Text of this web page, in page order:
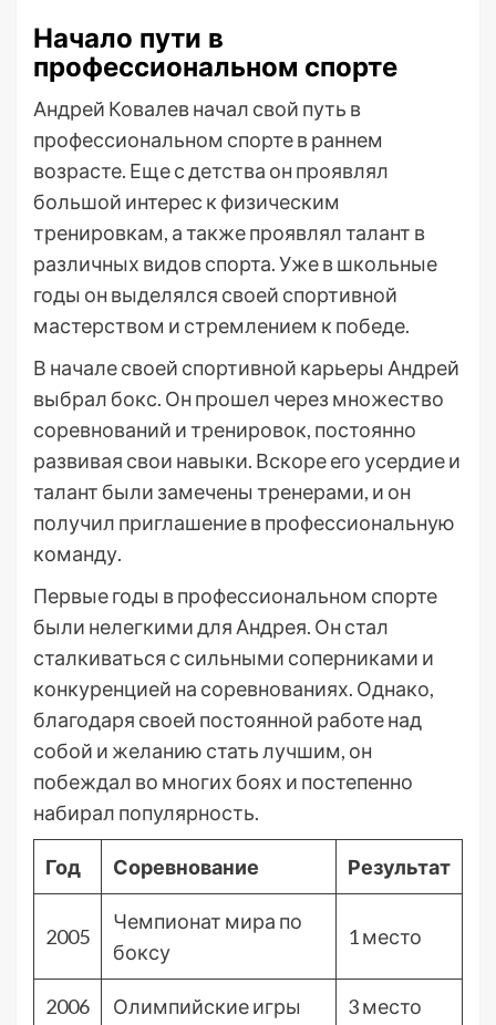
Начало пути в
профессиональном спорте
Андрей Ковалев начал свой путь в
профессиональном спорте в раннем
возрасте. Еще с детства он проявлял
большой интерес к физическим
тренировкам, а также проявлял талант в
различных видов спорта. Уже в школьные
годы он выделялся своей спортивной
мастерством и стремлением к победе.
В начале своей спортивной карьеры Андрей
выбрал бокс. Он прошел через множество
соревнований и тренировок, постоянно
развивая свои навыки. Вскоре его усердие и
талант были замечены тренерами, и он
получил приглашение в профессиональную
команду.
Первые годы в профессиональном спорте
были нелегкими для Андрея. Он стал
сталкиваться с сильными соперниками и
конкуренцией на соревнованиях. Однако,
благодаря своей постоянной работе над
собой и желанию стать лучшим, он
побеждал во многих боях и постепенно
набирал популярность.
Год Соревнование Результат
2005
Чемпионат мира по
боксу
1 место
2006 Олимпийские игры 3 место